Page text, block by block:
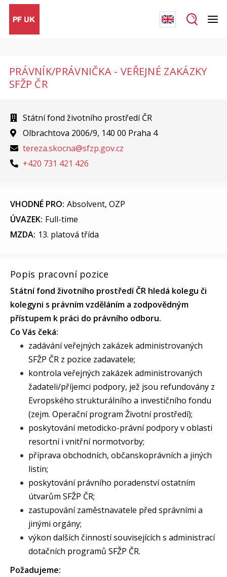
PRÁVNÍK/PRÁVNIČKA - VEŘEJNÉ ZAKÁZKY
SFŽP ČR
Státní fond životního prostředí ČR
Olbrachtova 2006/9, 140 00 Praha 4
tereza.skocna@sfzp.gov.cz
+420 731 421 426
VHODNÉ PRO: Absolvent, OZP
ÚVAZEK: Full-time
MZDA: 13. platová třída
Popis pracovní pozice
Státní fond životního prostředí ČR hledá kolegu či
kolegyni s právním vzděláním a zodpovědným
přístupem k práci do právního odboru.
Co Vás čeká:
zadávání veřejných zakázek administrovaných
SFŽP ČR z pozice zadavatele;
kontrola veřejných zakázek administrovaných
žadateli/příjemci podpory, jež jsou refundovány z
Evropského strukturálního a investičního fondu
(zejm. Operační program Životní prostředí);
poskytování metodicko-právní podpory v oblasti
resortní i vnitřní normotvorby;
příprava obchodních, občanskoprávních a jiných
listin;
poskytování právního poradenství ostatním
útvarům SFŽP ČR;
zastupování zaměstnavatele před správními a
jinými orgány;
výkon dalších činností souvisejících s administrací
dotačních programů SFŽP ČR.
Požadujeme: